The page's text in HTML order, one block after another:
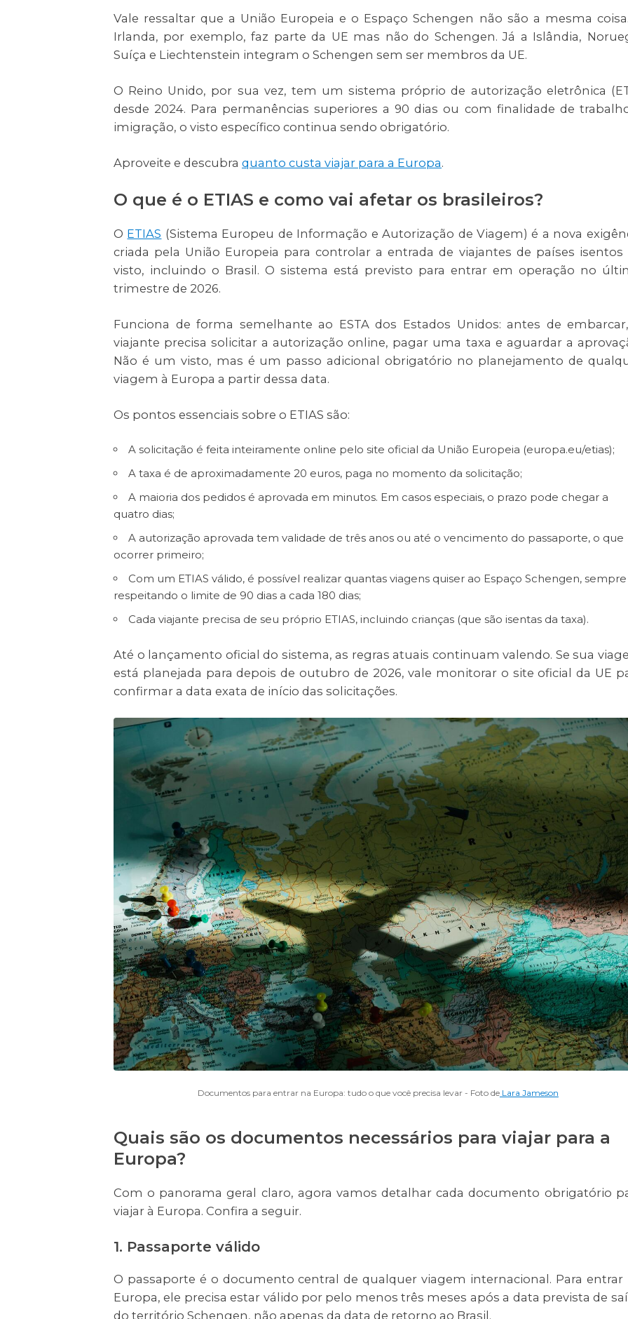
Vale ressaltar que a União Europeia e o Espaço Schengen não são a mesma
Irlanda, por exemplo, faz parte da UE mas não do Schengen. Já a Islândia,
Suíça e Liechtenstein integram o Schengen sem ser membros da UE.
O Reino Unido, por sua vez, tem um sistema próprio de autorização eletrônica
desde 2024. Para permanências superiores a 90 dias ou com finalidade de
imigração, o visto específico continua sendo obrigatório.
Aproveite e descubra quanto custa viajar para a Europa.
O que é o ETIAS e como vai afetar os brasileiros?
O ETIAS (Sistema Europeu de Informação e Autorização de Viagem) é a nova
criada pela União Europeia para controlar a entrada de viajantes de países isentos
visto, incluindo o Brasil. O sistema está previsto para entrar em operação no
trimestre de 2026.
Funciona de forma semelhante ao ESTA dos Estados Unidos: antes de
viajante precisa solicitar a autorização online, pagar uma taxa e aguardar a
Não é um visto, mas é um passo adicional obrigatório no planejamento de
viagem à Europa a partir dessa data.
Os pontos essenciais sobre o ETIAS são:
A solicitação é feita inteiramente online pelo site oficial da União Europeia (europa.eu/etias);
A taxa é de aproximadamente 20 euros, paga no momento da solicitação;
A maioria dos pedidos é aprovada em minutos. Em casos especiais, o prazo pode chegar a
quatro dias;
A autorização aprovada tem validade de três anos ou até o vencimento do passaporte, o que
ocorrer primeiro;
Com um ETIAS válido, é possível realizar quantas viagens quiser ao Espaço Schengen, sempre
respeitando o limite de 90 dias a cada 180 dias;
Cada viajante precisa de seu próprio ETIAS, incluindo crianças (que são isentas da taxa).
Até o lançamento oficial do sistema, as regras atuais continuam valendo. Se sua
está planejada para depois de outubro de 2026, vale monitorar o site oficial da UE
confirmar a data exata de início das solicitações.
Documentos para entrar na Europa: tudo o que você precisa levar - Foto deLara Jameson
Quais são os documentos necessários para viajar para a
Europa?
Com o panorama geral claro, agora vamos detalhar cada documento obrigatório
viajar à Europa. Confira a seguir.
1. Passaporte válido
O passaporte é o documento central de qualquer viagem internacional. Para entrar
Europa, ele precisa estar válido por pelo menos três meses após a data prevista de
do território Schengen, não apenas da data de retorno ao Brasil.